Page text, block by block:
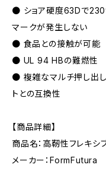
● ショア硬度63Dで230
マークが発生しない
● 食品との接触が可能
● UL 94 HBの難燃性
● 複雑なマルチ押し出し
トとの互換性
【商品詳細】
商品名：高靭性フレキシ
メーカー：FormFutura